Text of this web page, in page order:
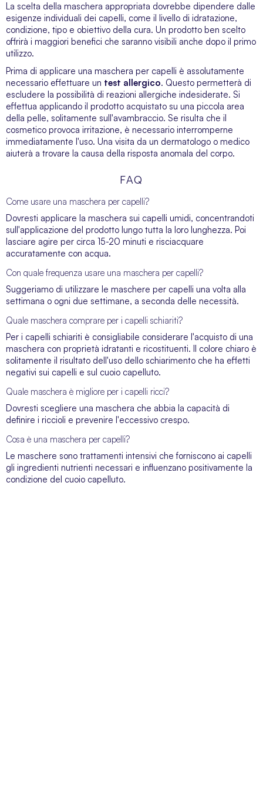
La scelta della maschera appropriata dovrebbe dipendere dalle
esigenze individuali dei capelli, come il livello di idratazione,
condizione, tipo e obiettivo della cura. Un prodotto ben scelto
offrirà i maggiori benefici che saranno visibili anche dopo il primo
utilizzo.
Prima di applicare una maschera per capelli è assolutamente
necessario effettuare un test allergico. Questo permetterà di
escludere la possibilità di reazioni allergiche indesiderate. Si
effettua applicando il prodotto acquistato su una piccola area
della pelle, solitamente sull'avambraccio. Se risulta che il
cosmetico provoca irritazione, è necessario interromperne
immediatamente l'uso. Una visita da un dermatologo o medico
aiuterà a trovare la causa della risposta anomala del corpo.
FAQ
Come usare una maschera per capelli?
Dovresti applicare la maschera sui capelli umidi, concentrandoti
sull'applicazione del prodotto lungo tutta la loro lunghezza. Poi
lasciare agire per circa 15-20 minuti e risciacquare
accuratamente con acqua.
Con quale frequenza usare una maschera per capelli?
Suggeriamo di utilizzare le maschere per capelli una volta alla
settimana o ogni due settimane, a seconda delle necessità.
Quale maschera comprare per i capelli schiariti?
Per i capelli schiariti è consigliabile considerare l'acquisto di una
maschera con proprietà idratanti e ricostituenti. Il colore chiaro è
solitamente il risultato dell'uso dello schiarimento che ha effetti
negativi sui capelli e sul cuoio capelluto.
Quale maschera è migliore per i capelli ricci?
Dovresti scegliere una maschera che abbia la capacità di
definire i riccioli e prevenire l'eccessivo crespo.
Cosa è una maschera per capelli?
Le maschere sono trattamenti intensivi che forniscono ai capelli
gli ingredienti nutrienti necessari e influenzano positivamente la
condizione del cuoio capelluto.